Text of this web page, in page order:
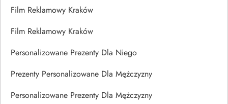
Film Reklamowy Kraków
Film Reklamowy Kraków
Personalizowane Prezenty Dla Niego
Prezenty Personalizowane Dla Mężczyzny
Personalizowane Prezenty Dla Mężczyzny